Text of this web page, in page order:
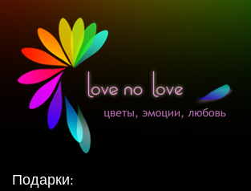
Подарки: